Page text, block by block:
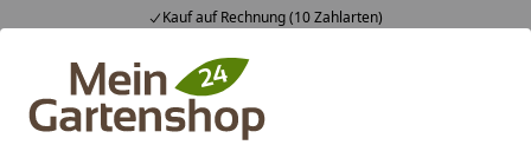
Kauf auf Rechnung (10 Zahlarten)
Alle Produkte
Mein Konto
Suchen